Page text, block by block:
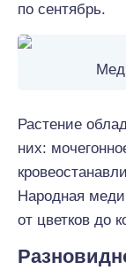
по сентябрь.
Растение
них:
Народная
от цветков до